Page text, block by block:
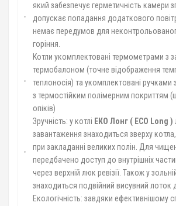
який забезпечує герметичність камери
допускає попадання додаткового
немає передумов для
горіння.
Котли укомплектовані термометрами з
термобалоном (точне відображення
теплоносія) та укомплектовані
з термостійким полімерним покриттям
опіків)
Зручність: у котлі ЕКО Лонг ( ECO Long )
завантаження знаходиться зверху
при закладанні великих полін. Для
передбачено доступ до внутрішніх
через верхній люк ревізії. Також у
знаходиться подвійний висувний лоток
Екологічність: завдяки ефективнішому